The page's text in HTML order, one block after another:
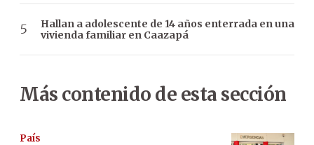
Hallan a adolescente de 14 años enterrada en una
vivienda familiar en Caazapá
Más contenido de esta sección
País